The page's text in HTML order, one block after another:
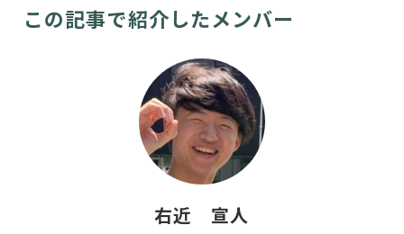
この記事で紹介したメンバー
右近 宣人